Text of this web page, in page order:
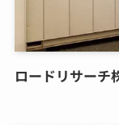
ロードリサーチ